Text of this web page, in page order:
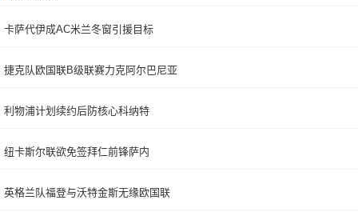
卡萨代伊成AC米兰冬窗引援目标
捷克队欧国联B级联赛力克阿尔巴尼亚
利物浦计划续约后防核心科纳特
纽卡斯尔联欲免签拜仁前锋萨内
英格兰队福登与沃特金斯无缘欧国联